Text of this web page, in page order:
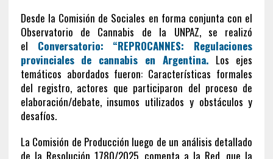
Desde la Comisión de Sociales en forma conjunta con el
Observatorio de Cannabis de la UNPAZ, se realizó
el Conversatorio: “REPROCANNES: Regulaciones
provinciales de cannabis en Argentina.Los ejes
temáticos abordados fueron: Características formales
del registro, actores que participaron del proceso de
elaboración/debate, insumos utilizados y obstáculos y
desafíos.
La Comisión de Producción luego de un análisis detallado
de la Resolución 1780/2025, comenta a la Red, que la